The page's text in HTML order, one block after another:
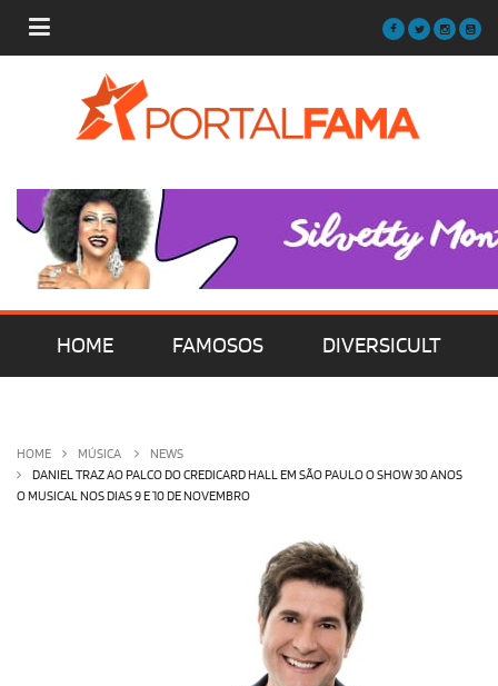
HOME FAMOSOS DIVERSICULT
HOME MÚSICA
NEWS
DANIEL TRAZ AO PALCO DO CREDICARD HALL EM SÃO PAULO O SHOW 30 ANOS
O MUSICAL NOS DIAS 9 E 10 DE NOVEMBRO